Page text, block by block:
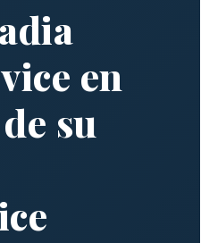
en
su